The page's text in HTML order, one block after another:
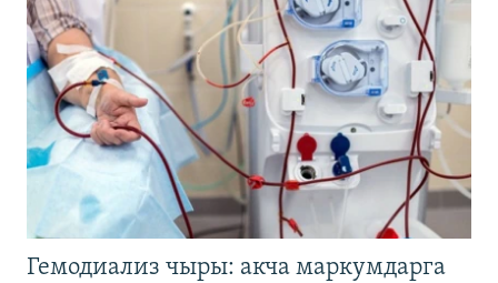
Гемодиализ чыры: акча маркумдарга